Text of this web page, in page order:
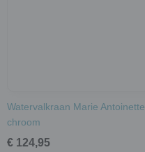
Watervalkraan Marie Antoinette
chroom
€ 124,95